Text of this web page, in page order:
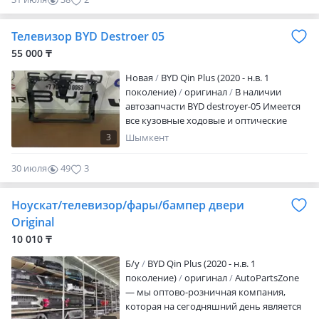
елдеріне, сондай-ақ ӘЛЕМНІҢ кез келген
нүктесіне жеткіземіз! Біз 9: 00-ден 20: 00-
ге дейін жұмыс істейміз Part Zone — бұл
автокөлік бөлшектерінің сенімді дүкені!
Біздің дене бөліктерінің ассортименті: •
Капоттар, жүксалғыштар, есіктер,
қоршаулар • Табалдырықтар,
магистральдық қақпақтар, әйнек •
Айналар, фаралар, тұманға қарсы
блоктар, штангалар, ұштар, •
Радиаторлар, сорғылар, жанармай
сорғылары, май сорғы сүзгісі ЖӘНЕ MU
Внимание на объявлении стоит
уточните у менеджера!
Телевизор BYD Destroer 05
55 000 ₸
3
Новая
BYD Qin Plus (2020 - н.в. 1
поколение)
оригинал
В наличии
автозапчасти BYD destroyer-05 Имеется
все кузовные ходовые и оптические
детали. Отправка по всему Казахстану.
Шымкент
30 июля 49 3
Ноускат/телевизор/фары/бампер двери
Original
10 010 ₸
Б/y
BYD Qin Plus (2020 - н.в. 1
поколение)
оригинал
AutoPartsZone
— мы оптово-розничная компания,
которая на сегодняшний день является